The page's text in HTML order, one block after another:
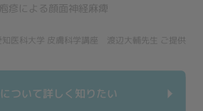
疹による顔面神経麻痺
知医科大学 皮膚科学講座 渡辺大輔先生 ご提供
ついて詳しく知りたい